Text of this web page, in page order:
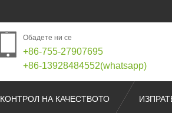
Обадете ни се
+86-755-27907695
+86-13928484552(whatsapp)
КОНТРОЛ НА КАЧЕСТВОТО